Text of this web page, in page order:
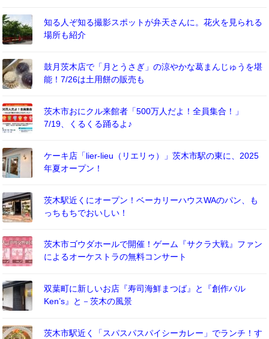
知る人ぞ知る撮影スポットが弁天さんに。花火を見られる
場所も紹介
鼓月茨木店で「月とうさぎ」の涼やかな葛まんじゅうを堪
能！7/26は土用餅の販売も
茨木市おにクル来館者「500万人だよ！全員集合！」
7/19、くるくる踊るよ♪
ケーキ店「lier-lieu（リエリゥ）」茨木市駅の東に、2025
年夏オープン！
茨木駅近くにオープン！ベーカリーハウスWAのパン、も
っちもちでおいしい！
茨木市ゴウダホールで開催！ゲーム『サクラ大戦』ファン
によるオーケストラの無料コンサート
双葉町に新しいお店『寿司海鮮まつば』と『創作バル
Ken’s』と－茨木の風景
茨木市駅近く「スパスパスパイシーカレー」でランチ！す